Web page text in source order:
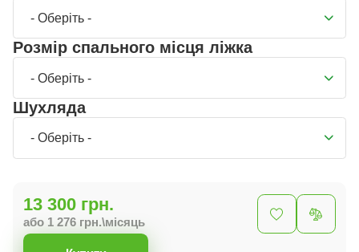
- Оберіть -
Розмір спального місця ліжка
- Оберіть -
Шухляда
- Оберіть -
13 300 грн.
або 1 276 грн.\місяць